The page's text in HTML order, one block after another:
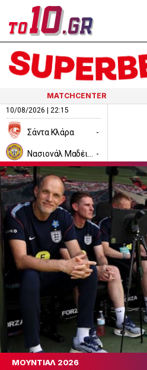
MATCHCENTER
10/08/2026 | 22:15
Σάντα Κλάρα -
-
ΜΟΥΝΤΙΑΛ 2026